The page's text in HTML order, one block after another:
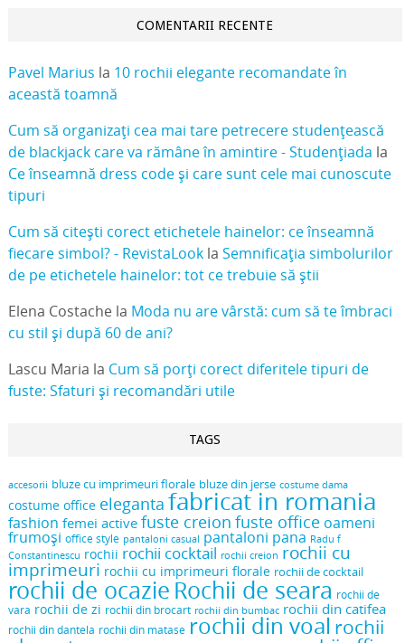
COMENTARII RECENTE
Pavel Marius la 10 rochii elegante recomandate în
această toamnă
Cum să organizați cea mai tare petrecere studențească
de blackjack care va rămâne în amintire - Studențiada la
Ce înseamnă dress code și care sunt cele mai cunoscute
tipuri
Cum să citești corect etichetele hainelor: ce înseamnă
fiecare simbol? - RevistaLookla Semnificația simbolurilor
de pe etichetele hainelor: tot ce trebuie să știi
Elena Costachela Moda nu are vârstă: cum să te îmbraci
cu stil și după 60 de ani?
Lascu Maria la Cum să porți corect diferitele tipuri de
fuste: Sfaturi și recomandări utile
TAGS
accesorii bluze cu imprimeuri florale bluze din jerse costume dama
costume office eleganta fabricat in romania
fashion femei active fuste creion fuste office oameni
frumoși office style pantaloni casual pantaloni pana Radu f
Constantinescu rochii rochii cocktail rochii creion rochii cu
imprimeuri rochii cu imprimeuri florale rochii de cocktail
rochii de ocazie Rochii de seara rochii de
vara rochii de zi rochii din brocart rochii din bumbac rochii din catifea
rochii din dantela rochii din matase rochii din voal rochii